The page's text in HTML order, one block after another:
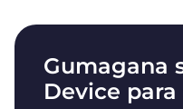
Gumagana
Device para